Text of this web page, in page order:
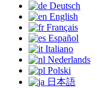
Deutsch
English
Français
Español
Italiano
Nederlands
Polski
日本語